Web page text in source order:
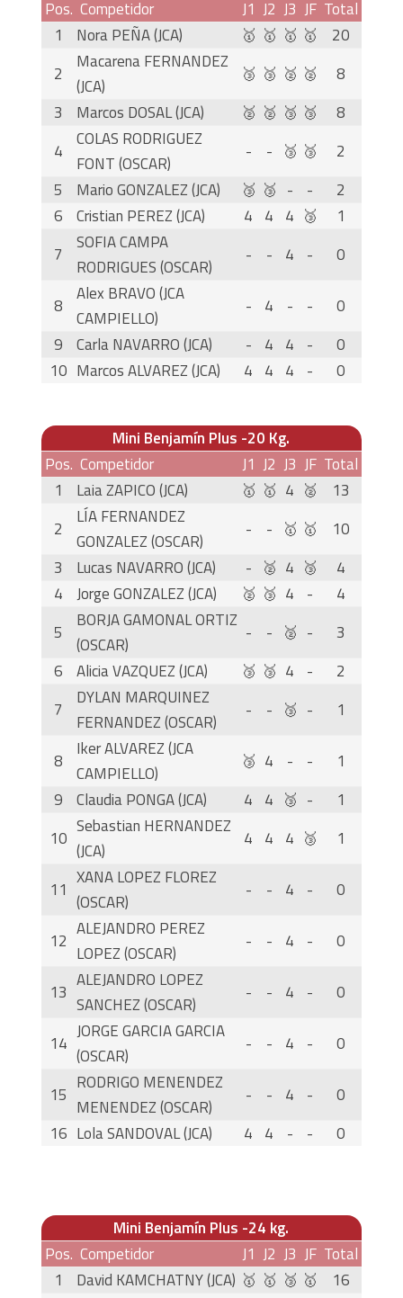
Pos. Competidor J1 J2 J3 JF Total
1
Nora PEÑA (JCA) 🥇 🥇 🥇 🥇
20
2
Macarena FERNANDEZ
(JCA)
🥉 🥉 🥈 🥈
8
3
Marcos DOSAL (JCA) 🥈 🥈 🥉 🥉
8
4
COLAS RODRIGUEZ
FONT (OSCAR)
- - 🥉 🥉
2
5
Mario GONZALEZ (JCA) 🥉 🥉 - -
2
6
Cristian PEREZ (JCA) 4 4 4 🥉
1
7
SOFIA CAMPA
RODRIGUES (OSCAR)
- - 4 - 0
8
Alex BRAVO (JCA
CAMPIELLO)
- 4 - -
0
9
Carla NAVARRO (JCA) - 4 4 -
0
10 Marcos ALVAREZ (JCA) 4 4 4 - 0
Mini Benjamín Plus -20 Kg.
Pos. Competidor J1 J2 J3 JF Total
1
Laia ZAPICO (JCA) 🥇 🥇 4 🥈
13
2
LÍA FERNANDEZ
GONZALEZ (OSCAR)
- - 🥇 🥇
10
3
Lucas NAVARRO (JCA) - 🥈 4 🥉
4
4
Jorge GONZALEZ (JCA) 🥈 🥉 4 -
4
5
BORJA GAMONAL ORTIZ
(OSCAR)
- - 🥈 -
3
6
Alicia VAZQUEZ (JCA) 🥉 🥉 4 -
2
7
DYLAN MARQUINEZ
FERNANDEZ (OSCAR)
- - 🥉 - 1
8
Iker ALVAREZ (JCA
CAMPIELLO)
🥉 4 - -
1
9
Claudia PONGA (JCA) 4 4 🥉 -
1
10
Sebastian HERNANDEZ
(JCA)
4 4 4 🥉 1
11
XANA LOPEZ FLOREZ
(OSCAR)
- - 4 - 0
12
ALEJANDRO PEREZ
LOPEZ (OSCAR)
- - 4 - 0
13
ALEJANDRO LOPEZ
SANCHEZ (OSCAR)
- - 4 - 0
14
JORGE GARCIA GARCIA
(OSCAR)
- - 4 - 0
15
RODRIGO MENENDEZ
MENENDEZ (OSCAR)
- - 4 -
0
16 Lola SANDOVAL (JCA) 4 4 - - 0
Mini Benjamín Plus -24 kg.
Pos. Competidor J1 J2 J3 JF Total
1
David KAMCHATNY (JCA) 🥇 🥇 🥉 🥇
16